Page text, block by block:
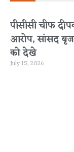
पीसीसी चीफ
आरोप, सांसद
को देखे
July 15, 2026